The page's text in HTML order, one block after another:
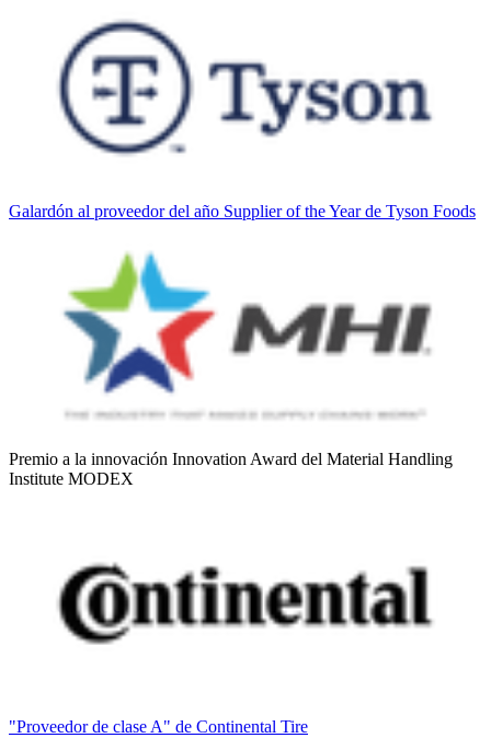
Galardón al proveedor del año Supplier of the Year de Tyson Foods
Premio a la innovación Innovation Award del Material Handling
Institute MODEX
"Proveedor de clase A" de Continental Tire